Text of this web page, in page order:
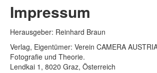
Impressum
Herausgeber: Reinhard Braun
Verlag, Eigentümer: Verein CAMERA
Fotografie und Theorie.
Lendkai 1, 8020 Graz, Österreich